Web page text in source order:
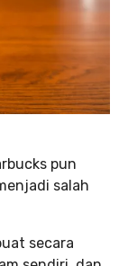
pun
salah
secara